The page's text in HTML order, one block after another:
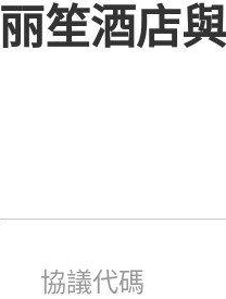
丽笙酒店
協議代碼